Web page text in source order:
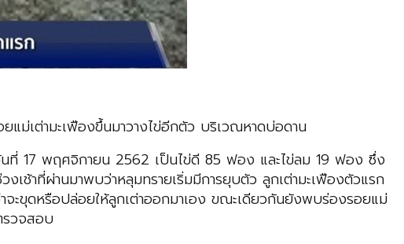
ม่เต่ามะเฟืองขึ้นมาวางไข่อีกตัว บริเวณหาดบ่อดาน
นที่ 17 พฤศจิกายน 2562 เป็นไข่ดี 85 ฟอง และไข่ลม 19 ฟอง ซึ่ง
เช้าที่ผ่านมาพบว่าหลุมทรายเริ่มมีการยุบตัว ลูกเต่ามะเฟืองตัวแรก
ะขุดหรือปล่อยให้ลูกเต่าออกมาเอง ขณะเดียวกันยังพบร่องรอยแม่
รวจสอบ